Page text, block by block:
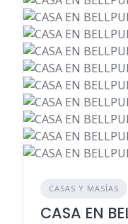
CASAS Y MASÍAS
CASA EN